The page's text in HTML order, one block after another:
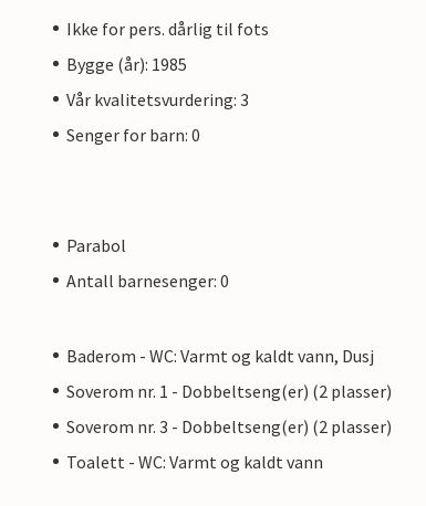
Ikke for pers. dårlig til fots
Bygge (år): 1985
Vår kvalitetsvurdering: 3
Senger for barn: 0
Parabol
Antall barnesenger: 0
Baderom - WC: Varmt og kaldt vann, Dusj
Soverom nr. 1 - Dobbeltseng(er) (2 plasser)
Soverom nr. 3 - Dobbeltseng(er) (2 plasser)
Toalett - WC: Varmt og kaldt vann